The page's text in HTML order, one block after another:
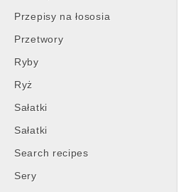
Przepisy na łososia
Przetwory
Ryby
Ryż
Sałatki
Sałatki
Search recipes
Sery